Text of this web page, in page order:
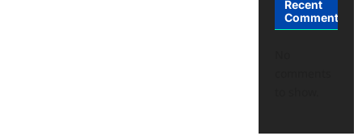
Recent
Comments